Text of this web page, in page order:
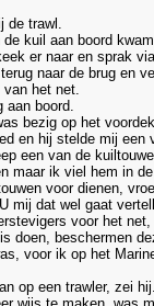
de trawl.
de kuil aan boord
er naar en sprak
naar de brug en
van het net.
aan boord.
bezig op het
en hij stelde mij een
een van de
maar ik viel hem in
voor dienen,
mij dat wel gaat
voor het net,
doen, beschermen
voor ik op het
op een trawler, zei